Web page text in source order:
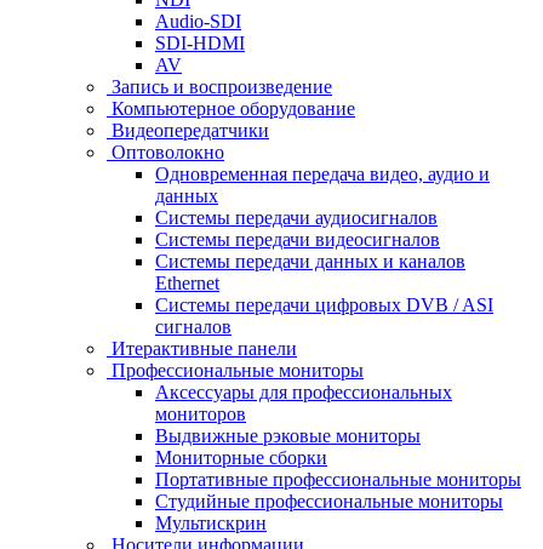
Audio-SDI
SDI-HDMI
AV
Запись и воспроизведение
Компьютерное оборудование
Видеопередатчики
Оптоволокно
Одновременная передача видео, аудио и
данных
Системы передачи аудиосигналов
Системы передачи видеосигналов
Системы передачи данных и каналов
Ethernet
Системы передачи цифровых DVB / ASI
сигналов
Итерактивные панели
Профессиональные мониторы
Аксессуары для профессиональных
мониторов
Выдвижные рэковые мониторы
Мониторные сборки
Портативные профессиональные мониторы
Студийные профессиональные мониторы
Мультискрин
Носители информации